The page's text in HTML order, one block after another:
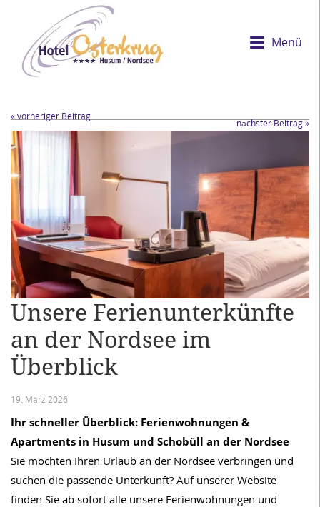
Menü
« vorheriger Beitrag
nächster Beitrag »
Unsere Ferienunterkünfte
an der Nordsee im
Überblick
19. März 2026
Ihr schneller Überblick: Ferienwohnungen &
Apartments in Husum und Schobüll an der Nordsee
Sie möchten Ihren Urlaub an der Nordsee verbringen und
suchen die passende Unterkunft? Auf unserer Website
finden Sie ab sofort alle unsere Ferienwohnungen und